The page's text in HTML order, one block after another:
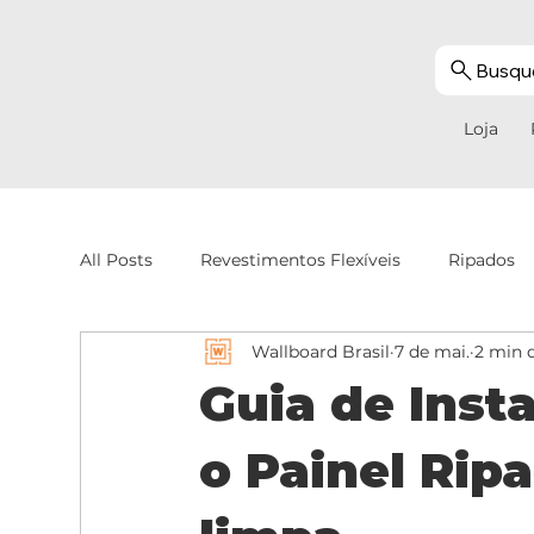
Loja
All Posts Revestimentos Flexíveis Ripados
Guia de
o Painel
Wallboard Brasil 7 de mai. 2 min